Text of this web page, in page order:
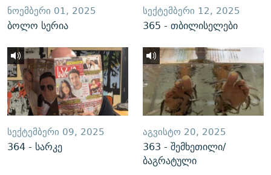
ᲜᲝᲔᲛᲑᲔᲠᲘ 01, 2025
ბოლო სერია
ᲡᲔᲥᲢᲔᲛᲑᲔᲠᲘ 12, 2025
365 - თბილისელები
ᲡᲔᲥᲢᲔᲛᲑᲔᲠᲘ 09, 2025
364 - სარკე
ᲐᲒᲕᲘᲡᲢᲝ 20, 2025
363 - შემხეთილი/
ბაგრატული